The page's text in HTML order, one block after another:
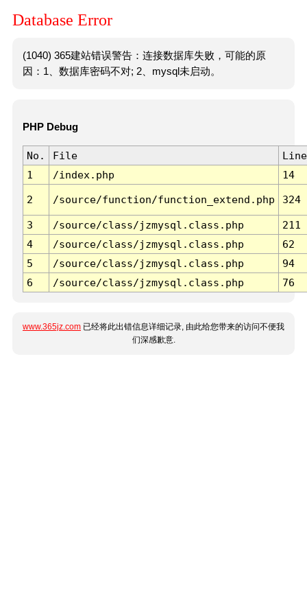
Database Error
(1040) 365建站错误警告：连接数据库失败，可能的原
因：1、数据库密码不对; 2、mysql未启动。
PHP Debug
No. File
Line
1
/index.php 14
2 /source/function/function_extend.php 324
3 /source/class/jzmysql.class.php
211
4
/source/class/jzmysql.class.php
62
5
/source/class/jzmysql.class.php
94
6
/source/class/jzmysql.class.php 76
www.365jz.com 已经将此出错信息详细记录, 由此给您带来的访问不便我
们深感歉意.